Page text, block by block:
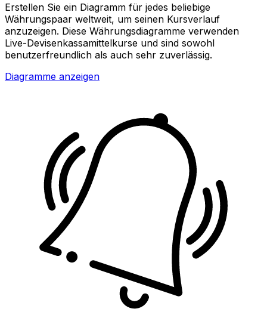
Erstellen Sie ein Diagramm für jedes beliebige
Währungspaar weltweit, um seinen Kursverlauf
anzuzeigen. Diese Währungsdiagramme verwenden
Live-Devisenkassamittelkurse und sind sowohl
benutzerfreundlich als auch sehr zuverlässig.
Diagramme anzeigen